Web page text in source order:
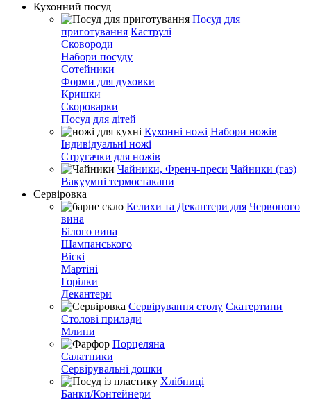
Кухонний посуд
Посуд для
приготування Каструлі
Сковороди
Набори посуду
Сотейники
Форми для духовки
Кришки
Скороварки
Посуд для дітей
Кухонні ножі Набори ножів
Індивідуальні ножі
Стругачки для ножів
Чайники, Френч-преси Чайники (газ)
Вакуумні термостакани
Сервіровка
Келихи та Декантери для Червоного
вина
Білого вина
Шампанського
Віскі
Мартіні
Горілки
Декантери
Сервірування столу Скатертини
Столові прилади
Млини
Порцеляна
Салатники
Сервірувальні дошки
Хлібниці
Банки/Контейнери